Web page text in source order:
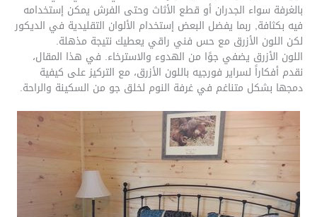
بالغرفة سواء الجدران أو قطع الأثاث وحتى الفرش يمكن إستخدامه
فيه بكثافة, ربما يفضل البعض إستخدام الألوان التقليدية في الديكور
لكن اللون الأزرق مع حس فني راقي يعطيك نتيجة مذهلة.
اللون الأزرق يضفي جوًا من الهدوء والاسترخاء. في هذا المقال،
نقدم أفكاراً لسراير فورجيه باللون الأزرق، مع التركيز على كيفية
دمجها بشكل متناغم في غرفة النوم لخلق جو من السكينة والراحة.